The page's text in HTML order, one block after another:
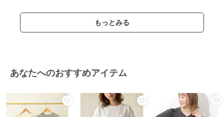
もっとみる
あなたへのおすすめアイテム